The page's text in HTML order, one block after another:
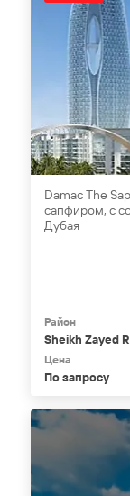
Damac The
сапфиром, с
Дубая
Район
Sheikh Zayed
Цена
По запросу